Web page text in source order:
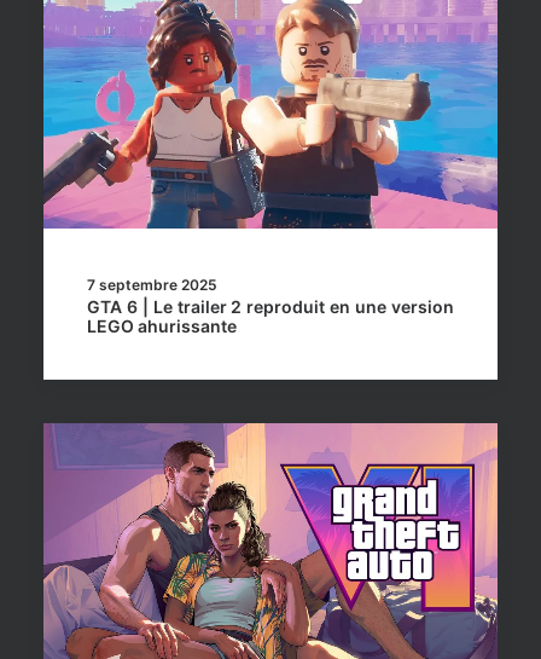
7 septembre 2025
GTA 6 | Le trailer 2 reproduit en une version
LEGO ahurissante